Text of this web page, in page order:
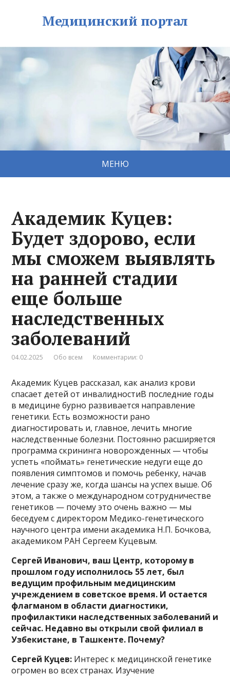
Медицинский портал
МЕНЮ
Академик Куцев:
Будет здорово, если
мы сможем выявлять
на ранней стадии
еще больше
наследственных
заболеваний
04.02.2025 Обо всем Комментарии: 0
Академик Куцев рассказал, как анализ крови
спасает детей от инвалидностиВ последние годы
в медицине бурно развивается направление
генетики. Есть возможности рано
диагностировать и, главное, лечить многие
наследственные болезни. Постоянно расширяется
программа скрининга новорожденных — чтобы
успеть «поймать» генетические недуги еще до
появления симптомов и помочь ребенку, начав
лечение сразу же, когда шансы на успех выше. Об
этом, а также о международном сотрудничестве
генетиков — почему это очень важно — мы
беседуем с директором Медико-генетического
научного центра имени академика Н.П. Бочкова,
академиком РАН Сергеем Куцевым.
Сергей Иванович, ваш Центр, которому в
прошлом году исполнилось 55 лет, был
ведущим профильным медицинским
учреждением в советское время. И остается
флагманом в области диагностики,
профилактики наследственных заболеваний и
сейчас. Недавно вы открыли свой филиал в
Узбекистане, в Ташкенте. Почему?
Сергей Куцев: Интерес к медицинской генетике
огромен во всех странах. Изучение